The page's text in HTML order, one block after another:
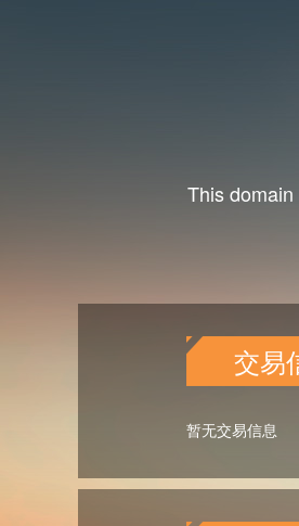
This
交易
暂无交易信息